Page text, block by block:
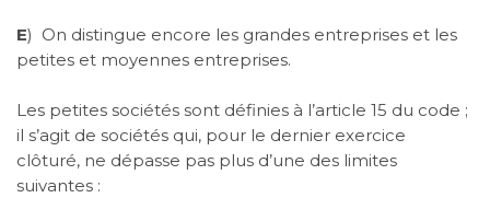
E) On distingue encore les grandes entreprises et les
petites et moyennes entreprises.
Les petites sociétés sont définies à l’article 15 du code ;
il s’agit de sociétés qui, pour le dernier exercice
clôturé, ne dépasse pas plus d’une des limites
suivantes :